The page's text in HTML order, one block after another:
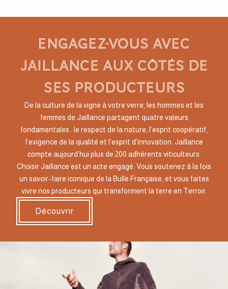
ENGAGEZ-VOUS AVEC
jAILLANCE AUX CÔTÉS DE
SES PRODUCTEURS
De la culture de la vigne à votre verre, les hommes et les
femmes de Jaillance partagent quatre valeurs
fondamentales : le respect de la nature, l’esprit coopératif,
l’exigence de la qualité et l’esprit d’innovation. Jaillance
compte aujourd’hui plus de 200 adhérents viticulteurs.
Choisir Jaillance est un acte engagé. Vous soutenez à la fois
un savoir-faire iconique de la Bulle Française, et vous faites
vivre nos producteurs qui transforment la terre en Terroir.
Découvrir